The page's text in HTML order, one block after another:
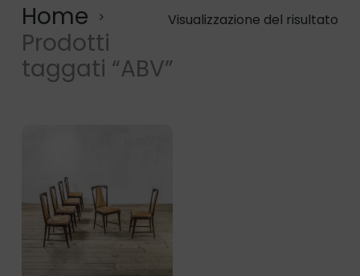
Visualizzazione del risultato
Home
Prodotti
taggati “ABV”